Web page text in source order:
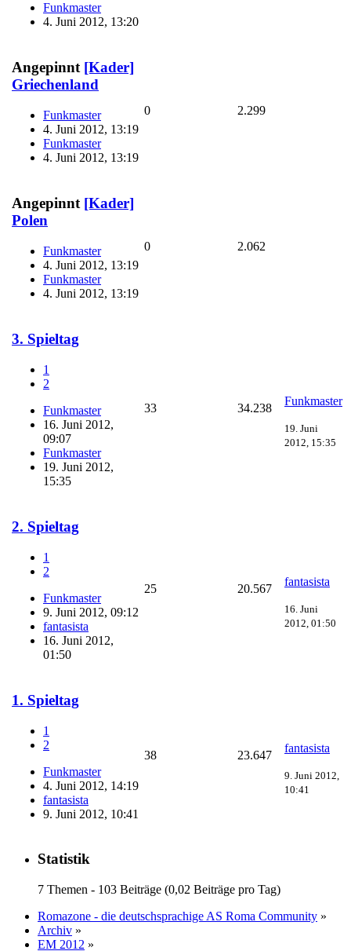
Funkmaster
4. Juni 2012, 13:20
Angepinnt [Kader]
Griechenland
Funkmaster
4. Juni 2012, 13:19
Funkmaster
4. Juni 2012, 13:19
0 2.299
Angepinnt [Kader]
Polen
Funkmaster
4. Juni 2012, 13:19
Funkmaster
4. Juni 2012, 13:19
0 2.062
3. Spieltag
1
2
Funkmaster
16. Juni 2012,
09:07
Funkmaster
19. Juni 2012,
15:35
33 34.238
Funkmaster
19. Juni
2012, 15:35
2. Spieltag
1
2
Funkmaster
9. Juni 2012, 09:12
fantasista
16. Juni 2012,
01:50
25 20.567
fantasista
16. Juni
2012, 01:50
1. Spieltag
1
2
Funkmaster
4. Juni 2012, 14:19
fantasista
9. Juni 2012, 10:41
38 23.647
fantasista
9. Juni 2012,
10:41
Statistik
7 Themen - 103 Beiträge (0,02 Beiträge pro Tag)
Romazone - die deutschsprachige AS Roma Community »
Archiv »
EM 2012 »